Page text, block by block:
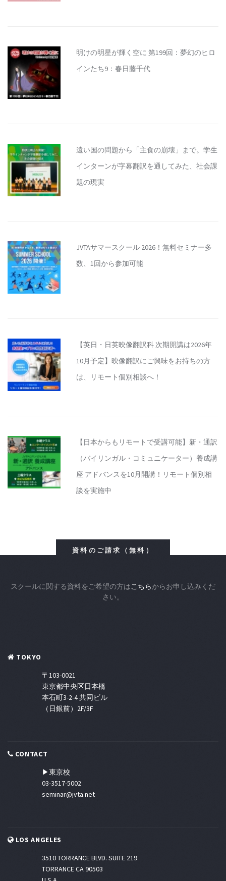
明けの明星が輝く空に 第199回：夢幻のヒロ
インたち9：春日藤千代
遠い国の問題から「主食の崩壊」まで。学生
インターンが字幕翻訳を通してみた、社会課
題の現実
JVTAサマースクール 2026！無料セミナー多
数、1回から参加可能
【英日・日英映像翻訳科 次期開講は2026年
10月予定】映像翻訳にご興味をお持ちの方
は、リモート個別相談へ！
【日本からもリモートで受講可能】新・通訳
（バイリンガル・コミュニケーター）養成講
座 アドバンスを10月開講！リモート個別相
談を実施中
資料のご請求（無料）
スクールに関する資料をご希望の方はこちらからお申し込みくだ
さい。
TOKYO
〒103-0021
東京都中央区日本橋
本石町3-2-4 共同ビル
（日銀前）2F/3F
CONTACT
▶東京校
03-3517-5002
seminar@jvta.net
LOS ANGELES
3510 TORRANCE BLVD. SUITE 219
TORRANCE CA 90503